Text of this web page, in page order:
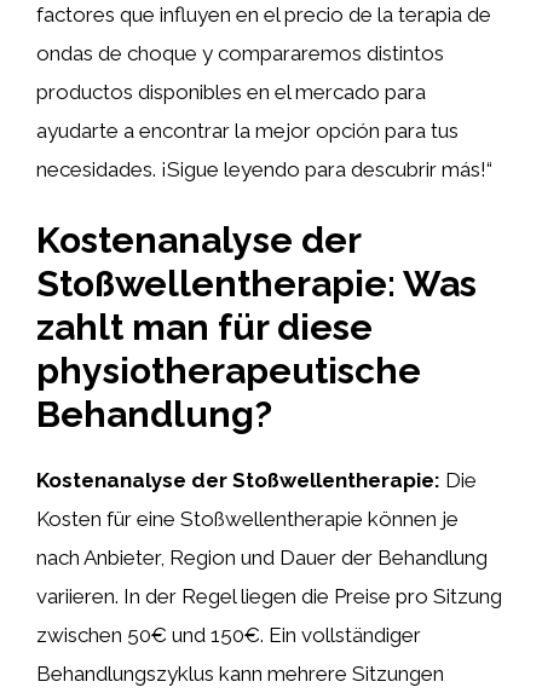
factores que influyen en el precio de la terapia de
ondas de choque y compararemos distintos
productos disponibles en el mercado para
ayudarte a encontrar la mejor opción para tus
necesidades. ¡Sigue leyendo para descubrir más!“
Kostenanalyse der
Stoßwellentherapie: Was
zahlt man für diese
physiotherapeutische
Behandlung?
Kostenanalyse der Stoßwellentherapie: Die
Kosten für eine Stoßwellentherapie können je
nach Anbieter, Region und Dauer der Behandlung
variieren. In der Regel liegen die Preise pro Sitzung
zwischen 50€ und 150€. Ein vollständiger
Behandlungszyklus kann mehrere Sitzungen